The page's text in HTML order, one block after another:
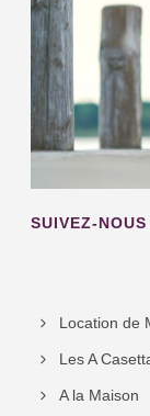
SUIVEZ-
Location de
Les A
A la Maison